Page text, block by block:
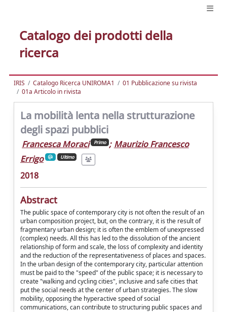
Catalogo dei prodotti della
ricerca
IRIS Catalogo Ricerca UNIROMA1
01 Pubblicazione su rivista
01a Articolo in rivista
La mobilità lenta nella strutturazione
degli spazi pubblici
Francesca Moraci Primo ; Maurizio Francesco
Errigo
Ultimo
2018
Abstract
The public space of contemporary city is not often the result of an
urban composition project, but, on the contrary, it is the result of
fragmentary urban design; it is often the emblem of unexpressed
(complex) needs. All this has led to the dissolution of the ancient
relationship of form and scale, the loss of complexity and identity
and the reduction of the representativeness of places and spaces.
In the urban design of the contemporary city, particular attention
must be paid to the "speed" of the public space; it is necessary to
create "walking and cycling cities", inclusive and safe cities that
put the social needs at the center of urban strategies. The slow
mobility, opposing the hyperactive speed of social
communications, can contribute to structuring public spaces and